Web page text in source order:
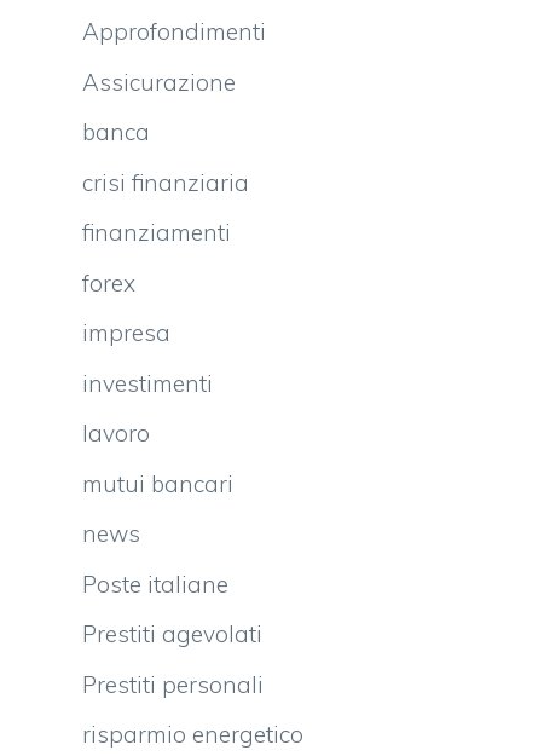
Approfondimenti
Assicurazione
banca
crisi finanziaria
finanziamenti
forex
impresa
investimenti
lavoro
mutui bancari
news
Poste italiane
Prestiti agevolati
Prestiti personali
risparmio energetico